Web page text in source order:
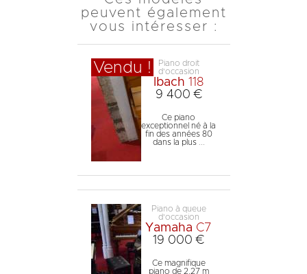
peuvent également
vous intéresser :
Vendu !
Piano droit
d'occasion
Ibach 118
9 400 €
Ce piano
exceptionnel né à la
fin des années 80
dans la plus ...
Piano à queue
d'occasion
Yamaha C7
19 000 €
Ce magnifique
piano de 2,27 m